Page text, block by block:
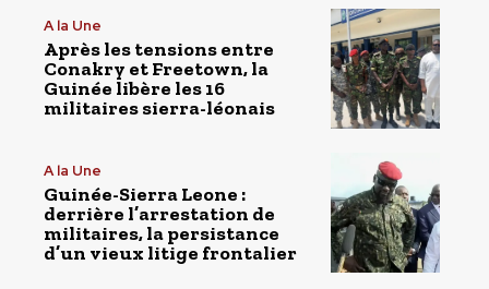
A la Une
Après les tensions entre
Conakry et Freetown, la
Guinée libère les 16
militaires sierra-léonais
A la Une
Guinée-Sierra Leone :
derrière l’arrestation de
militaires, la persistance
d’un vieux litige frontalier